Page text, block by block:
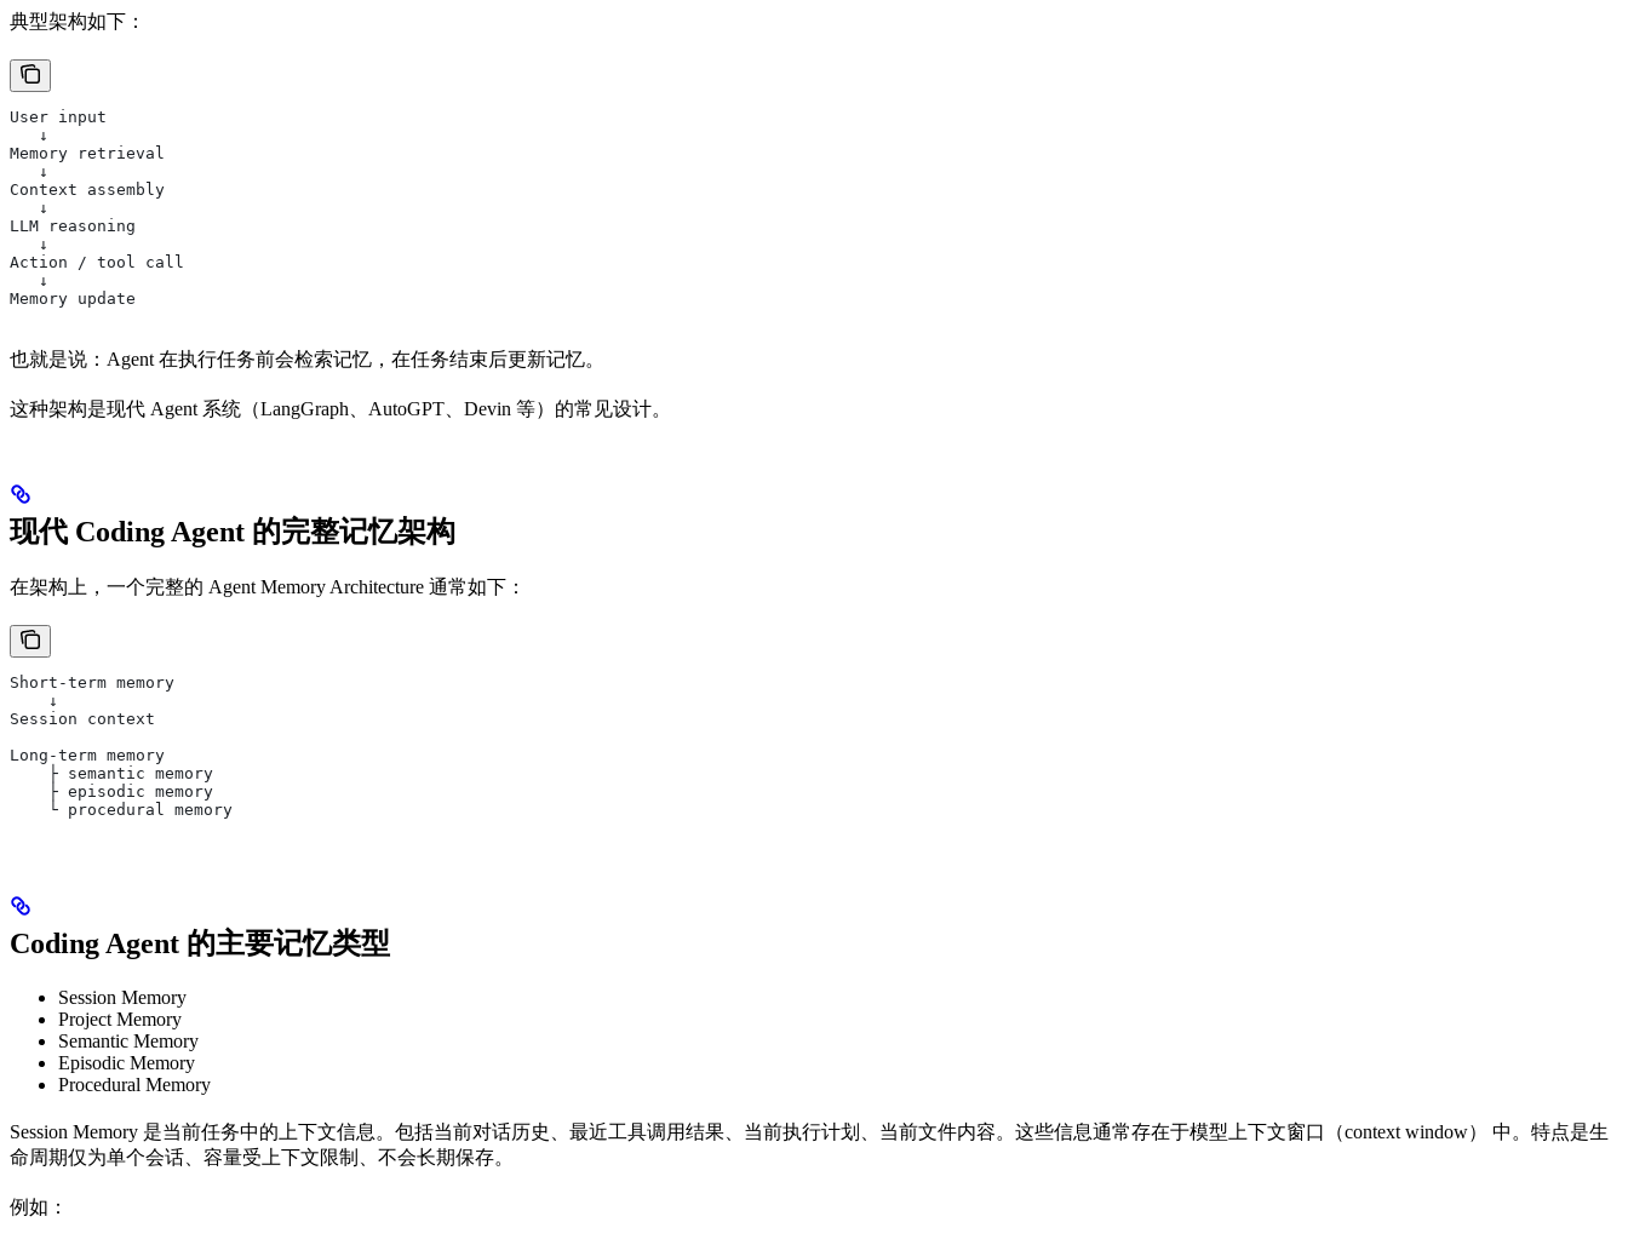
典型架构如下：
User input
   ↓
Memory retrieval
   ↓
Context assembly
   ↓
LLM reasoning
   ↓
Action / tool call
   ↓
Memory update
也就是说：Agent 在执行任务前会检索记忆，在任务结束后更新记忆。
这种架构是现代 Agent 系统（LangGraph、AutoGPT、Devin 等）的常见设计。
现代 Coding Agent 的完整记忆架构
在架构上，一个完整的 Agent Memory Architecture 通常如下：
Short-term memory
    ↓
Session context
Long-term memory
    ├ semantic memory
    ├ episodic memory
    └ procedural memory
Coding Agent 的主要记忆类型
Session Memory
Project Memory
Semantic Memory
Episodic Memory
Procedural Memory
Session Memory 是当前任务中的上下文信息。包括当前对话历史、最近工具调用结果、当前执行计划、当前文件内容。这些信息通常存在于模型上下文窗口（context window） 中。特点是生
命周期仅为单个会话、容量受上下文限制、不会长期保存。
例如：